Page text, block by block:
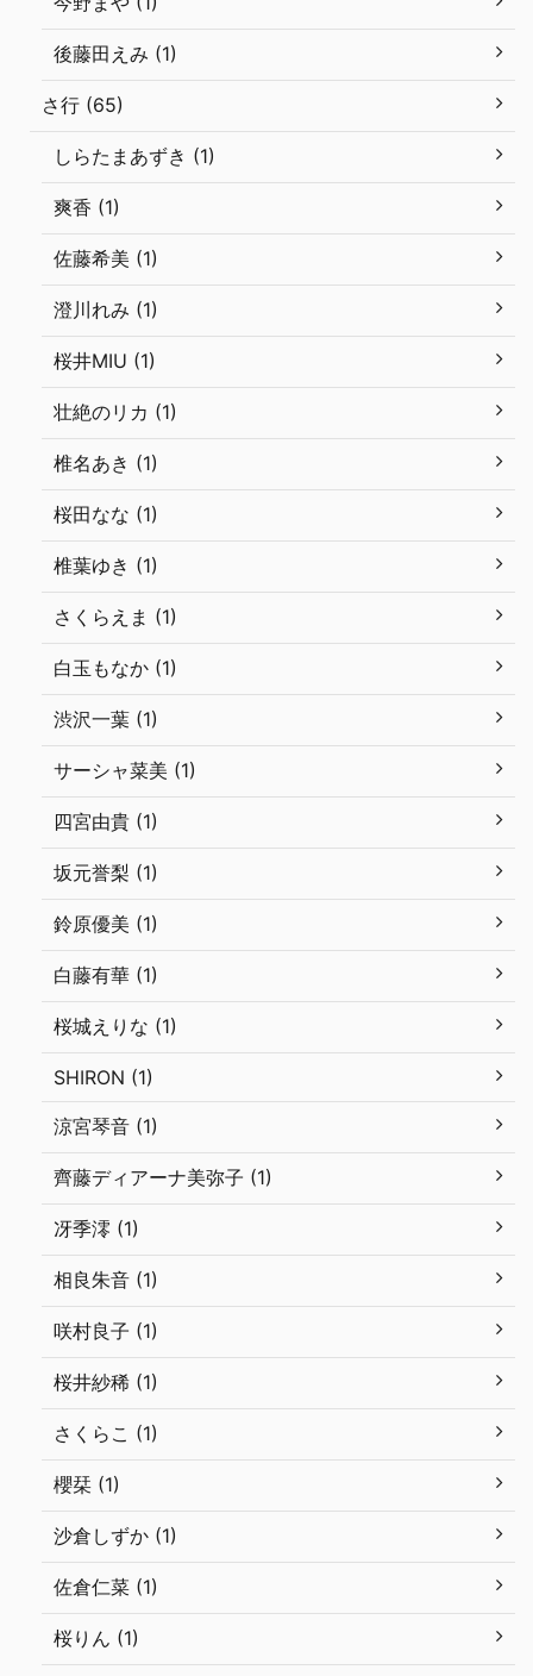
後藤田えみ (1)
さ行 (65)
しらたまあずき (1)
爽香 (1)
佐藤希美 (1)
澄川れみ (1)
桜井MIU (1)
壮絶のリカ (1)
椎名あき (1)
桜田なな (1)
椎葉ゆき (1)
さくらえま (1)
白玉もなか (1)
渋沢一葉 (1)
サーシャ菜美 (1)
四宮由貴 (1)
坂元誉梨 (1)
鈴原優美 (1)
白藤有華 (1)
桜城えりな (1)
SHIRON (1)
涼宮琴音 (1)
齊藤ディアーナ美弥子 (1)
冴季澪 (1)
相良朱音 (1)
咲村良子 (1)
桜井紗稀 (1)
さくらこ (1)
櫻栞 (1)
沙倉しずか (1)
佐倉仁菜 (1)
桜りん (1)